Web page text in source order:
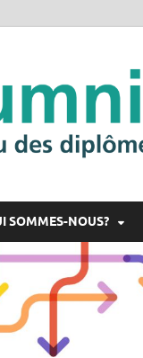
SOMMES-NOUS?